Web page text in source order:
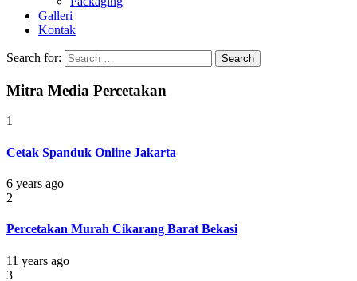
Galleri
Kontak
Search for:
Mitra Media Percetakan
1
Cetak Spanduk Online Jakarta
6 years ago
2
Percetakan Murah Cikarang Barat Bekasi
11 years ago
3